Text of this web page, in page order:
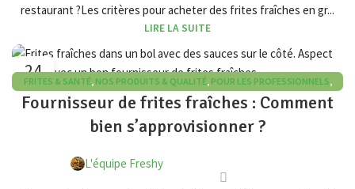
restaurant ?Les critères pour acheter des frites fraîches en gr...
LIRE LA SUITE
24
MAR
FRITES & SANTÉ, NOS PRODUITS & QUALITÉ, POUR LES PROFESSIONNELS,
TENDANCES DU MARCHÉ
Fournisseur de frites fraîches : Comment
bien s’approvisionner ?
L'équipe Freshy